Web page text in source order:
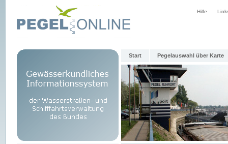
Hilfe
Start Pegelauswahl über Karte